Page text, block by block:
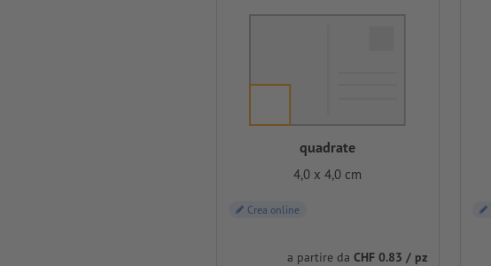
quadrate
4,0 x 4,0 cm
Crea online
a partire da CHF 0.83 / pz